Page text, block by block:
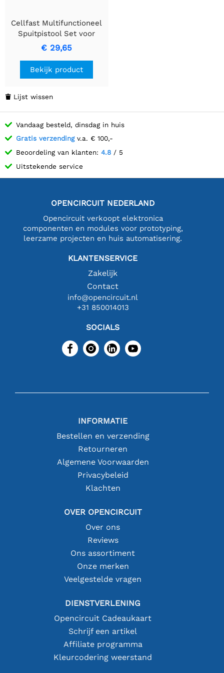
Cellfast Multifunctioneel
Spuitpistool Set voor
Moeiteloos Tuinieren
€ 29,65
Bekijk product
 Lijst wissen
Vandaag besteld, dinsdag in huis
Gratis verzendingv.a. € 100,-
Beoordeling van klanten: 4.8 / 5
Uitstekende service
OPENCIRCUIT NEDERLAND
Opencircuit verkoopt elektronica
componenten en modules voor prototyping,
leerzame projecten en huis automatisering.
KLANTENSERVICE
Zakelijk
Contact
info@opencircuit.nl
+31 850014013
SOCIALS
INFORMATIE
Bestellen en verzending
Retourneren
Algemene Voorwaarden
Privacybeleid
Klachten
OVER OPENCIRCUIT
Over ons
Reviews
Ons assortiment
Onze merken
Veelgestelde vragen
DIENSTVERLENING
Opencircuit Cadeaukaart
Schrijf een artikel
Affiliate programma
Kleurcodering weerstand